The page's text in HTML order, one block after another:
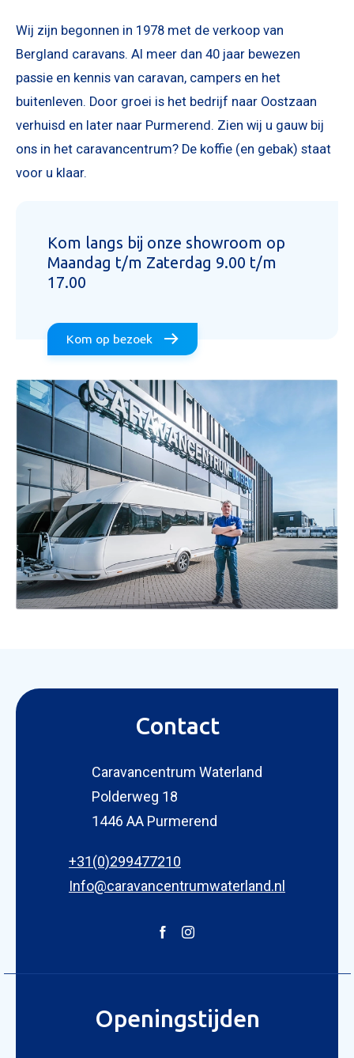
Wij zijn begonnen in 1978 met de verkoop van
Bergland caravans. Al meer dan 40 jaar bewezen
passie en kennis van caravan, campers en het
buitenleven. Door groei is het bedrijf naar Oostzaan
verhuisd en later naar Purmerend. Zien wij u gauw bij
ons in het caravancentrum? De koffie (en gebak) staat
voor u klaar.
Kom langs bij onze showroom op
Maandag t/m Zaterdag 9.00 t/m
17.00
Kom op bezoek
Contact
Caravancentrum Waterland
Polderweg 18
1446 AA Purmerend
+31(0)299477210
Info@caravancentrumwaterland.nl
Openingstijden